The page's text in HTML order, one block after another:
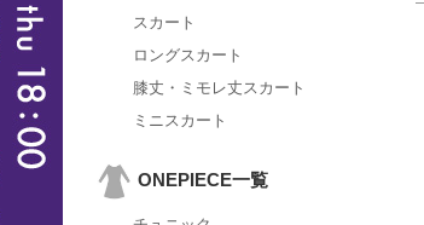
スカート
ロングスカート
膝丈・ミモレ丈スカート
ミニスカート
ONEPIECE一覧